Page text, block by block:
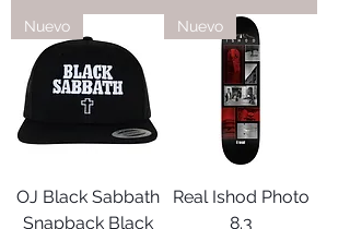
Nuevo
OJ Black Sabbath
Snapback Black
Nuevo
Real Ishod Photo
8.3